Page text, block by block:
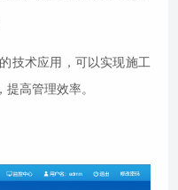
技术应用，可以实现施工
高管理效率。